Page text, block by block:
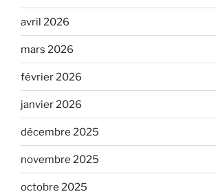
avril 2026
mars 2026
février 2026
janvier 2026
décembre 2025
novembre 2025
octobre 2025